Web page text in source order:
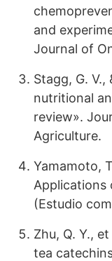
and
Journal of
Stagg, G. V.,
nutritional
review».
Agriculture.
Yamamoto,
Applications
(Estudio
Zhu, Q. Y.,
tea